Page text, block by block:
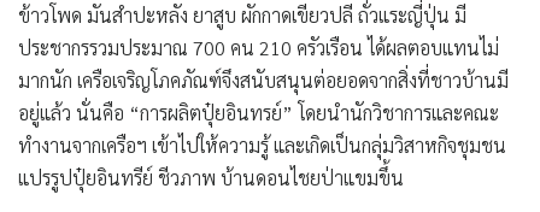
ข้าวโพด มันสําปะหลัง ยาสูบ ผักกาดเขียวปลี ถั่วแระญี่ปุ่น มี
ประชากรรวมประมาณ 700 คน 210 ครัวเรือน ได้ผลตอบแทนไม่
มากนัก เครือเจริญโภคภัณฑ์จึงสนับสนุนต่อยอดจากสิ่งที่ชาวบ้านมี
อยู่แล้ว นั่นคือ “การผลิตปุ๋ยอินทรย์” โดยนำนักวิชาการและคณะ
ทำงานจากเครือฯ เข้าไปให้ความรู้ และเกิดเป็นกลุ่มวิสาหกิจชุมชน
แปรรูปปุ๋ยอินทรีย์ ชีวภาพ บ้านดอนไชยป่าแขมขึ้น